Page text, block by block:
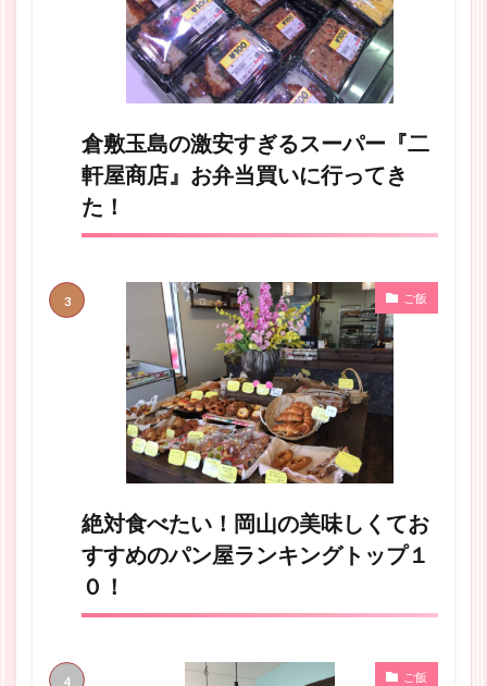
倉敷玉島の激安すぎるスーパー『二
軒屋商店』お弁当買いに行ってき
た！
ご飯
絶対食べたい！岡山の美味しくてお
すすめのパン屋ランキングトップ１
０！
ご飯